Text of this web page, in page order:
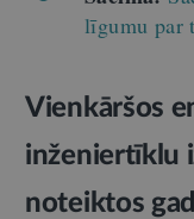
līgumu par
Vienkāršos
inženiertīklu
noteiktos